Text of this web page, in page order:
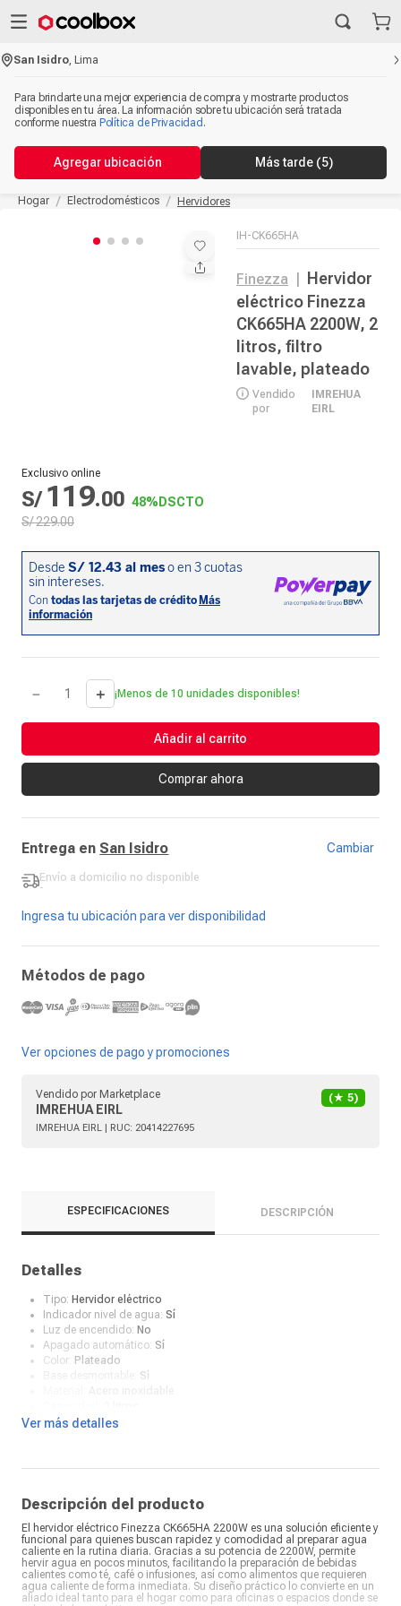
San Isidro ,Lima
Para brindarte una mejor experiencia de compra y mostrarte productos
disponibles en tu área. La información sobre tu ubicación será tratada
conforme nuestra Política de Privacidad .
Agregar ubicación Más tarde (5)
Hogar Electrodomésticos Hervidores
IH-CK665HA
Finezza
Hervidor
eléctrico Finezza
CK665HA 2200W, 2
litros, filtro
lavable, plateado
Vendido
por
IMREHUA
EIRL
Exclusivo online
S/ 119.00 48% DSCTO
S/229.00
＋
－ ¡Menos de 10 unidades disponibles!
Añadir al carrito
Comprar ahora
Entrega en San Isidro Cambiar
Envío a domicilio no disponible
-
Ingresa tu ubicación para ver disponibilidad
Métodos de pago
Ver opciones de pago y promociones
Vendido por Marketplace
IMREHUA EIRL
(★ 5)
IMREHUA EIRL | RUC: 20414227695
ESPECIFICACIONES DESCRIPCIÓN
Detalles
Tipo: Hervidor eléctrico
Indicador nivel de agua: Sí
Luz de encendido: No
Apagado automático: Sí
Color: Plateado
Sí
Potencia:2000 W
Ver más detalles
Descripción del producto
El hervidor eléctrico Finezza CK665HA 2200W es una solución eficiente y
funcional para quienes buscan rapidez y comodidad al preparar agua
caliente en la rutina diaria. Gracias a su potencia de 2200W, permite
hervir agua en pocos minutos, facilitando la preparación de bebidas
calientes como té, café o infusiones, así como alimentos que requieren
agua caliente de forma inmediata. Su diseño práctico lo convierte en un
aliado ideal tanto para el hogar como para oficinas o espacios donde se